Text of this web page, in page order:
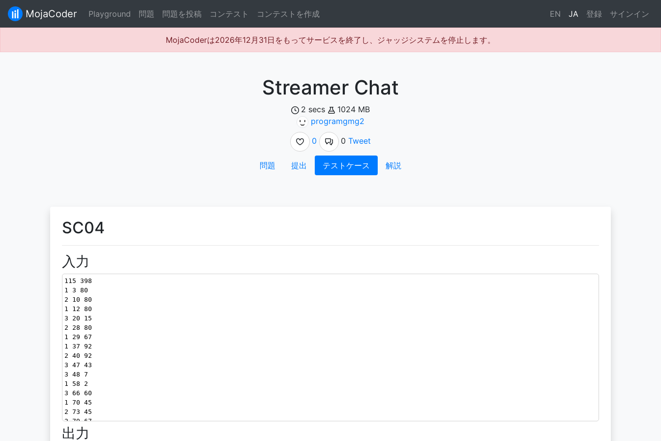
MojaCoder Playground 問題 問題を投稿 コンテスト コンテストを作成 EN JA 登録 サインイン
MojaCoderは2026年12月31日をもってサービスを終了し、ジャッジシステムを停止します。
Streamer Chat
2 secs
1024 MB
programgmg2
0
0 Tweet
問題 提出 テストケース 解説
SC04
入力
115 398
1 3 80
2 10 80
1 12 80
3 20 15
2 28 80
1 29 67
1 37 92
2 40 92
3 47 43
3 48 7
1 58 2
3 66 60
1 70 45
2 73 45
2 79 67
2 87 2
出力